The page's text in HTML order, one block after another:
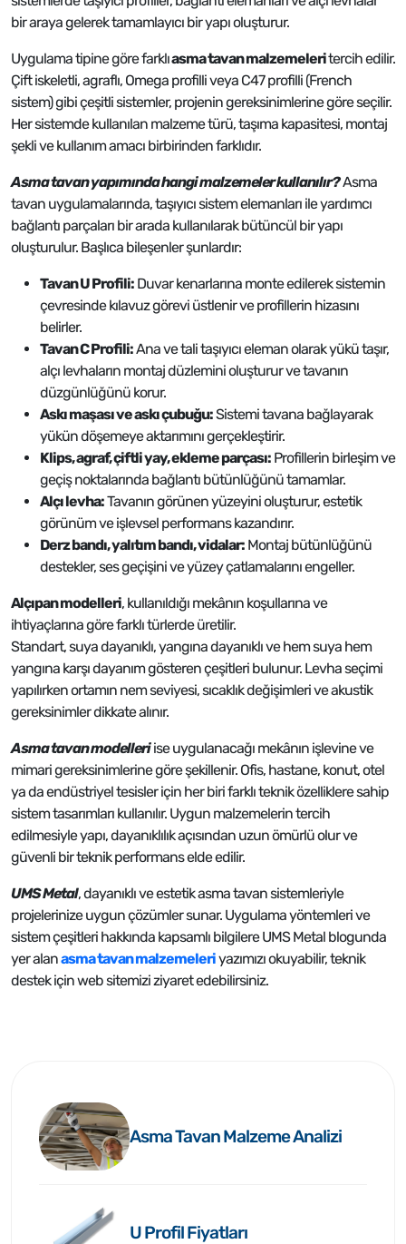
bir araya gelerek tamamlayıcı bir yapı oluşturur.
Uygulama tipine göre farklıasma tavan malzemeleritercih edilir.
Çift iskeletli, agraflı, Omega profilli veya C47 profilli (French
sistem) gibi çeşitli sistemler, projenin gereksinimlerine göre seçilir.
Her sistemde kullanılan malzeme türü, taşıma kapasitesi, montaj
şekli ve kullanım amacı birbirinden farklıdır.
Asma tavan yapımında hangi malzemeler kullanılır?Asma
tavan uygulamalarında, taşıyıcı sistem elemanları ile yardımcı
bağlantı parçaları bir arada kullanılarak bütüncül bir yapı
oluşturulur. Başlıca bileşenler şunlardır:
Tavan U Profili: Duvar kenarlarına monte edilerek sistemin
çevresinde kılavuz görevi üstlenir ve profillerin hizasını
belirler.
Tavan C Profili:Ana ve tali taşıyıcı eleman olarak yükü taşır,
alçı levhaların montaj düzlemini oluşturur ve tavanın
düzgünlüğünü korur.
Askı maşası ve askı çubuğu:Sistemi tavana bağlayarak
yükün döşemeye aktarımını gerçekleştirir.
Klips, agraf, çiftli yay, ekleme parçası: Profillerin birleşim ve
geçiş noktalarında bağlantı bütünlüğünü tamamlar.
Alçı levha:Tavanın görünen yüzeyini oluşturur, estetik
görünüm ve işlevsel performans kazandırır.
Derz bandı, yalıtım bandı, vidalar: Montaj bütünlüğünü
destekler, ses geçişini ve yüzey çatlamalarını engeller.
Alçıpan modelleri, kullanıldığı mekânın koşullarına ve
ihtiyaçlarına göre farklı türlerde üretilir.
Standart, suya dayanıklı, yangına dayanıklı ve hem suya hem
yangına karşı dayanım gösteren çeşitleri bulunur. Levha seçimi
yapılırken ortamın nem seviyesi, sıcaklık değişimleri ve akustik
gereksinimler dikkate alınır.
Asma tavan modelleriise uygulanacağı mekânın işlevine ve
mimari gereksinimlerine göre şekillenir. Ofis, hastane, konut, otel
ya da endüstriyel tesisler için her biri farklı teknik özelliklere sahip
sistem tasarımları kullanılır. Uygun malzemelerin tercih
edilmesiyle yapı, dayanıklılık açısından uzun ömürlü olur ve
güvenli bir teknik performans elde edilir.
UMS Metal, dayanıklı ve estetik asma tavan sistemleriyle
projelerinize uygun çözümler sunar. Uygulama yöntemleri ve
sistem çeşitleri hakkında kapsamlı bilgilere UMS Metal blogunda
yer alanasma tavan malzemeleriyazımızı okuyabilir, teknik
destek için web sitemizi ziyaret edebilirsiniz.
Asma Tavan Malzeme Analizi
U Profil Fiyatları